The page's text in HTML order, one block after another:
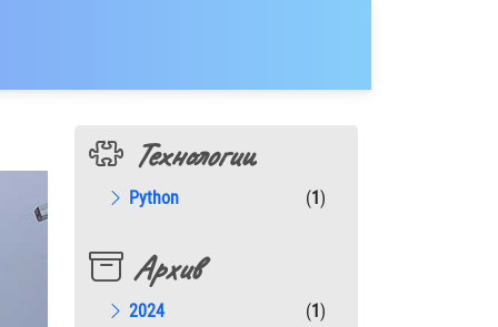
Технологии
Python (1)
Архив
2024 (1)